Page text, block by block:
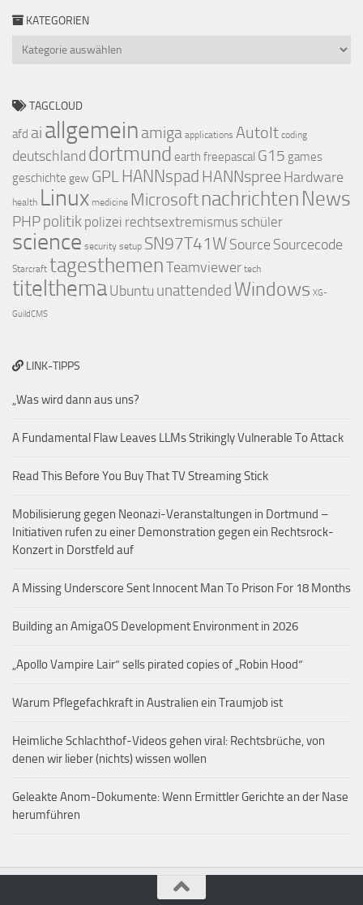
KATEGORIEN
TAGCLOUD
afd ai allgemein amiga applications AutoIt coding
deutschland dortmund earth freepascal G15 games
geschichte gew GPL HANNspad HANNspree Hardware
health Linux medicine Microsoft nachrichten News
PHPpolitik polizei rechtsextremismus schüler
science security setup SN97T41WSource Sourcecode
Starcraft tagesthemenTeamviewer tech
titelthemaUbuntu unattended Windows XG-
GuildCMS
LINK-TIPPS
„Was wird dann aus uns?
A Fundamental Flaw Leaves LLMs Strikingly Vulnerable To Attack
Read This Before You Buy That TV Streaming Stick
Mobilisierung gegen Neonazi-Veranstaltungen in Dortmund –
Initiativen rufen zu einer Demonstration gegen ein Rechtsrock-
Konzert in Dorstfeld auf
A Missing Underscore Sent Innocent Man To Prison For 18 Months
Building an AmigaOS Development Environment in 2026
„Apollo Vampire Lair“ sells pirated copies of „Robin Hood“
Warum Pflegefachkraft in Australien ein Traumjob ist
Heimliche Schlachthof-Videos gehen viral: Rechtsbrüche, von
denen wir lieber (nichts) wissen wollen
Geleakte Anom-Dokumente: Wenn Ermittler Gerichte an der Nase
herumführen